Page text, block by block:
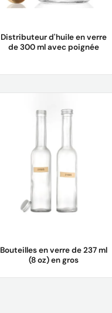
Distributeur d'huile en verre
de 300 ml avec poignée
Matériau du corps :Verre
Logo du client acceptable
Apprendre encore plus
Bouteilles en verre de 237 ml
(8 oz) en gros